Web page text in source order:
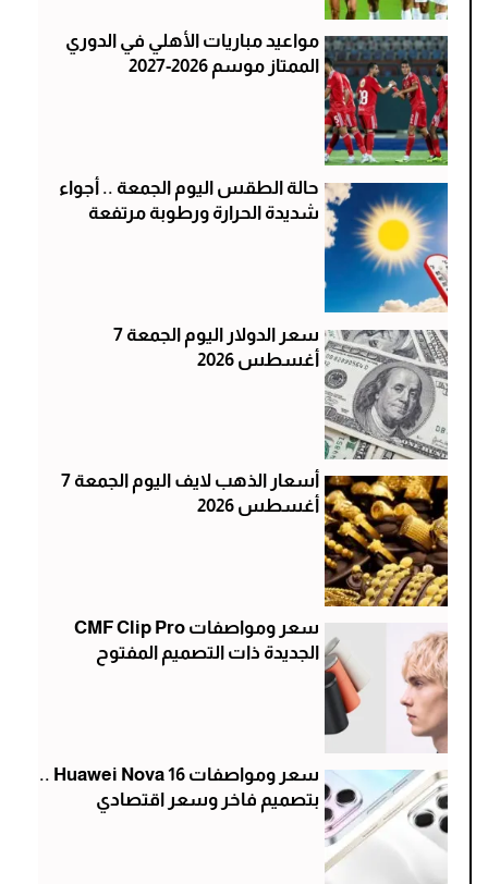
مواعيد مباريات الأهلي في الدوري
الممتاز موسم 2026-2027
حالة الطقس اليوم الجمعة .. أجواء
شديدة الحرارة ورطوبة مرتفعة
سعر الدولار اليوم الجمعة 7
أغسطس 2026
أسعار الذهب لايف اليوم الجمعة 7
أغسطس 2026
سعر ومواصفات CMF Clip Pro
الجديدة ذات التصميم المفتوح
سعر ومواصفات Huawei Nova 16 ..
بتصميم فاخر وسعر اقتصادي